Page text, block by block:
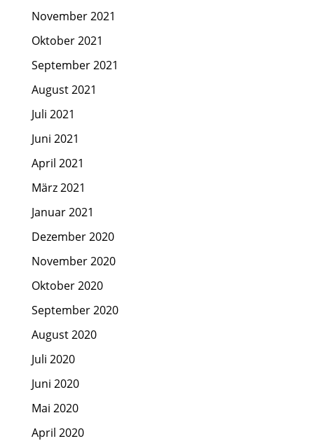
November 2021
Oktober 2021
September 2021
August 2021
Juli 2021
Juni 2021
April 2021
März 2021
Januar 2021
Dezember 2020
November 2020
Oktober 2020
September 2020
August 2020
Juli 2020
Juni 2020
Mai 2020
April 2020